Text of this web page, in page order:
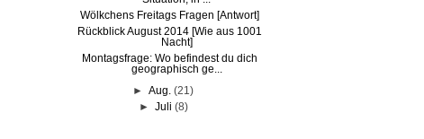
Wölkchens Freitags Fragen [Antwort]
Rückblick August 2014 [Wie aus 1001
Nacht]
Montagsfrage: Wo befindest du dich
geographisch ge...
►Aug. (21)
► Juli (8)